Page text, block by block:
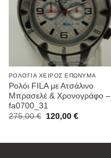
ΡΟΛΌΓΙΑ ΧΕΙΡΌΣ ΕΠΏΝΥΜΑ
Ρολόι FILA με Ατσάλινο
Μπρασελέ & Χρονογράφο –
fa0700_31
275,00€
Original
120,00 €Current